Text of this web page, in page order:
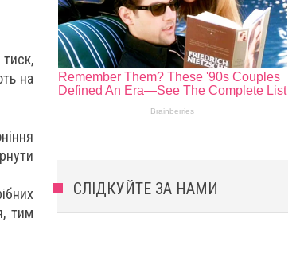
на
тим
СЛІДКУЙТЕ ЗА НАМИ